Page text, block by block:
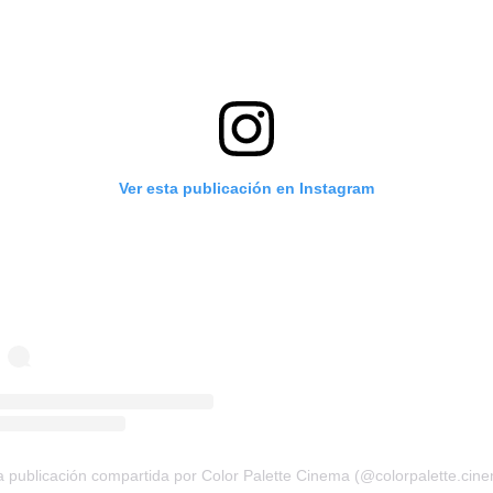
Ver esta publicación en Instagram
publicación compartida por Color Palette Cinema